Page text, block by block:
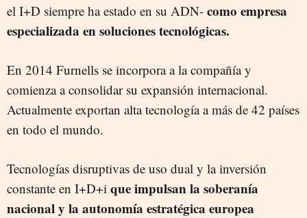
el I+D siempre ha estado en su ADN- como empresa
especializada en soluciones tecnológicas.
En 2014 Furnells se incorpora a la compañía y
comienza a consolidar su expansión internacional.
Actualmente exportan alta tecnología a más de 42 países
en todo el mundo.
Tecnologías disruptivas de uso dual y la inversión
constante en I+D+i que impulsan la soberanía
nacional y la autonomía estratégica europea